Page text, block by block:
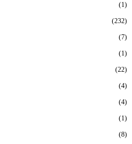
1
232
7
1
22
4
4
1
8